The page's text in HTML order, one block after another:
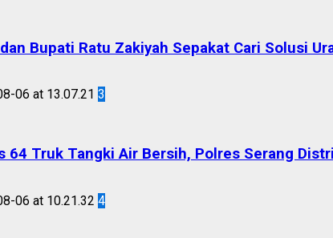
Bupati Ratu Zakiyah Sepakat Cari Solusi
3
64 Truk Tangki Air Bersih, Polres Serang
4